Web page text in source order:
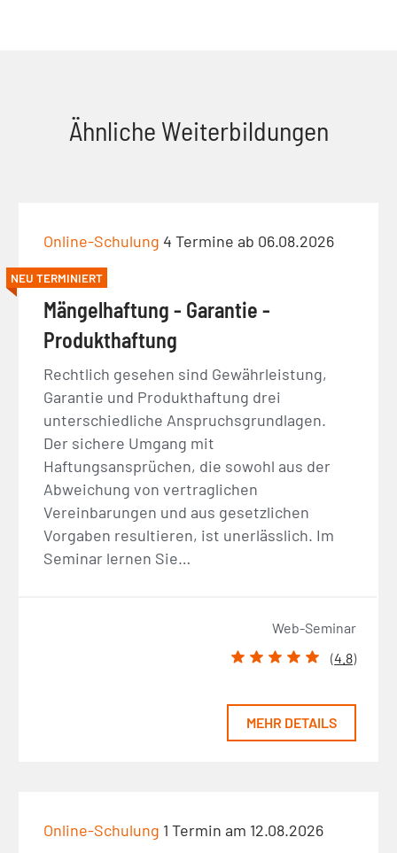
Ähnliche Weiterbildungen
Online-Schulung 4 Termine ab 06.08.2026
NEU TERMINIERT
Mängelhaftung - Garantie -
Produkthaftung
Rechtlich gesehen sind Gewährleistung,
Garantie und Produkthaftung drei
unterschiedliche Anspruchsgrundlagen.
Der sichere Umgang mit
Haftungsansprüchen, die sowohl aus der
Abweichung von vertraglichen
Vereinbarungen und aus gesetzlichen
Vorgaben resultieren, ist unerlässlich. Im
Seminar lernen Sie…
Web-Seminar
(4.8)
MEHR DETAILS
Online-Schulung 1 Termin am 12.08.2026